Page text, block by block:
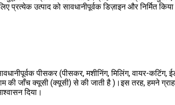
उत्पाद को सावधानीपूर्वक डिज़ाइन और निर्मित किया
पीसकर (पीसकर, मशीनिंग, मिलिंग, वायर-कटिंग,
की जाँच क्यूसी (क्यूसी) से की जाती है )।इस तरह, हमने
दिया।